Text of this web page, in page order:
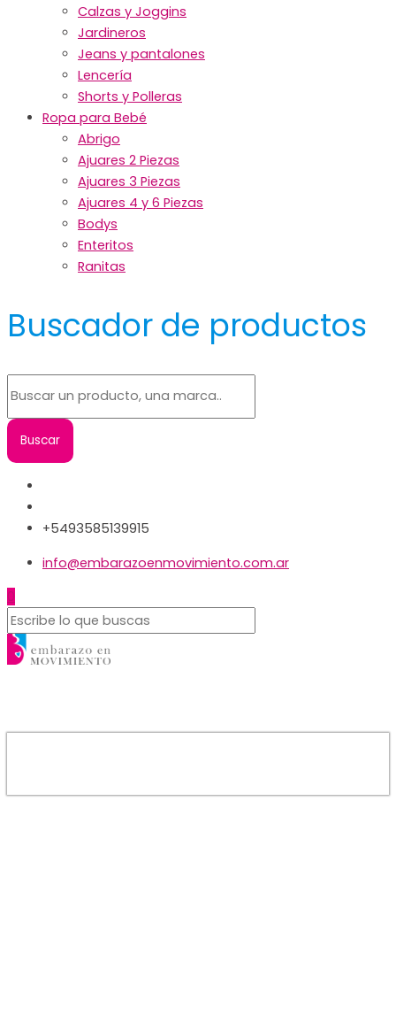
Calzas y Joggins
Jardineros
Jeans y pantalones
Lencería
Shorts y Polleras
Ropa para Bebé
Abrigo
Ajuares 2 Piezas
Ajuares 3 Piezas
Ajuares 4 y 6 Piezas
Bodys
Enteritos
Ranitas
Buscador de productos
+5493585139915
info@embarazoenmovimiento.com.ar
0